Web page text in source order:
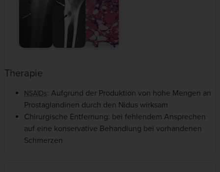
Therapie
NSAIDs: Aufgrund der Produktion von hohe Mengen an
Prostaglandinen durch den Nidus wirksam
Chirurgische Entfernung: bei fehlendem Ansprechen
auf eine konservative Behandlung bei vorhandenen
Schmerzen